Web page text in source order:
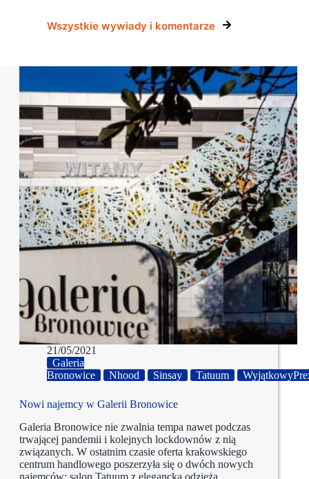
Wszystkie wywiady i komentarze
21/05/2021
Galeria
Bronowice
Nhood Sinsay Tatuum
Nowi najemcy w Galerii Bronowice
Galeria Bronowice nie zwalnia tempa nawet podczas
trwającej pandemii i kolejnych lockdownów z nią
związanych. W ostatnim czasie oferta krakowskiego
centrum handlowego poszerzyła się o dwóch nowych